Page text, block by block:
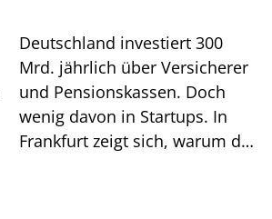
Deutschland investiert 300
Mrd. jährlich über Versicherer
und Pensionskassen. Doch
wenig davon in Startups. In
Frankfurt zeigt sich, warum das